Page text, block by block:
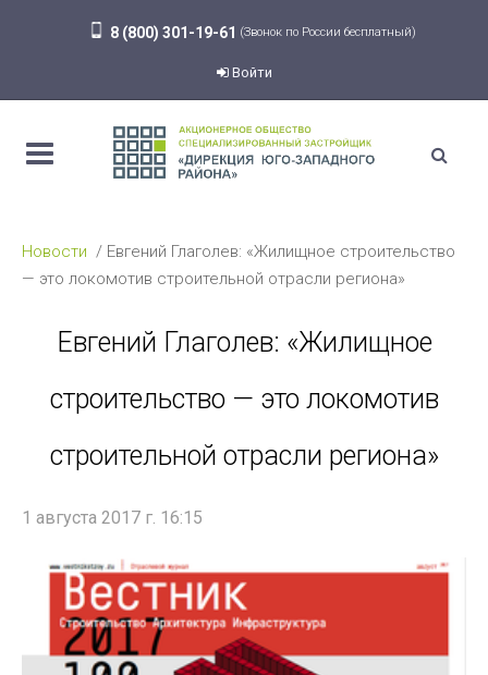
8 (800) 301-19-61 (Звонок по России бесплатный)
Войти
Новости
Евгений Глаголев: «Жилищное строительство
— это локомотив строительной отрасли региона»
Евгений Глаголев: «Жилищное
строительство — это локомотив
строительной отрасли региона»
1 августа 2017 г. 16:15